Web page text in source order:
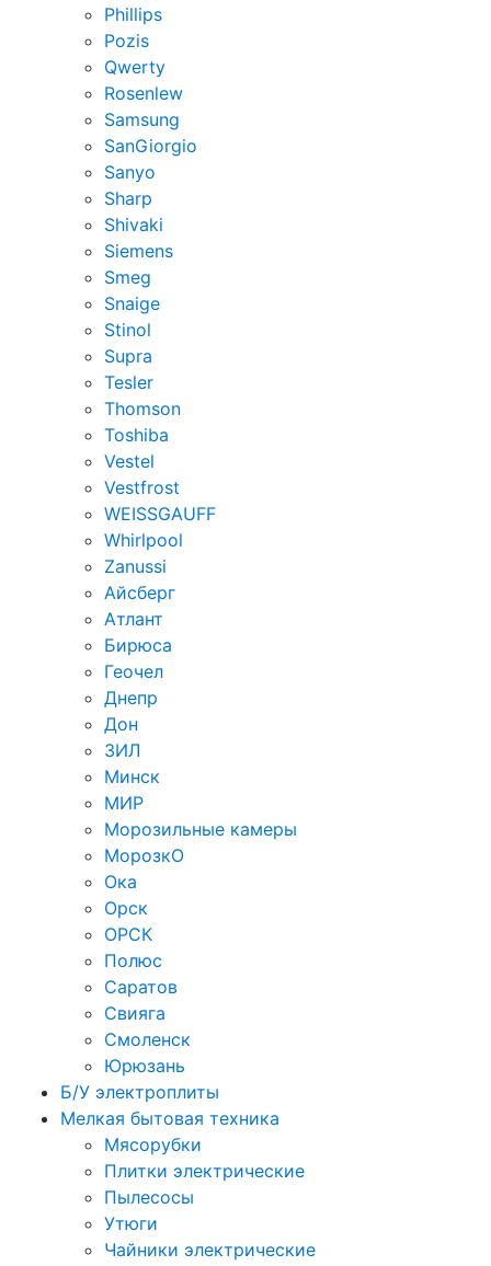
Phillips
Pozis
Qwerty
Rosenlew
Samsung
SanGiorgio
Sanyo
Sharp
Shivaki
Siemens
Smeg
Snaige
Stinol
Supra
Tesler
Thomson
Toshiba
Vestel
Vestfrost
WEISSGAUFF
Whirlpool
Zanussi
Айсберг
Атлант
Бирюса
Геочел
Днепр
Дон
ЗИЛ
Минск
МИР
Морозильные камеры
МорозкО
Ока
Орск
ОРСК
Полюс
Саратов
Свияга
Смоленск
Юрюзань
Б/У электроплиты
Мелкая бытовая техника
Мясорубки
Плитки электрические
Пылесосы
Утюги
Чайники электрические